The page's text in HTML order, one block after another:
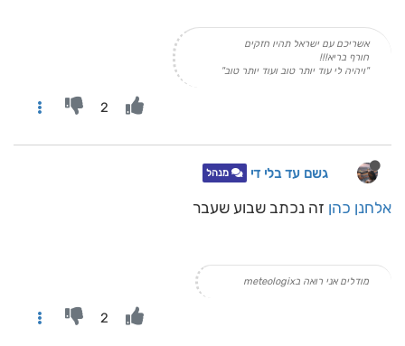
אשריכם עם ישראל תהיו חזקים
חורף בריא!!!
"ויהיה לי עוד יותר טוב ועוד יותר טוב"
2
גשם עד בלי די מנהל
אלחנן כהן זה נכתב שבוע שעבר
מודלים אני רואה בmeteologix
2